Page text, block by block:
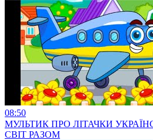
08:50
МУЛЬТИК ПРО ЛІТАЧКИ
СВІТ РАЗОМ